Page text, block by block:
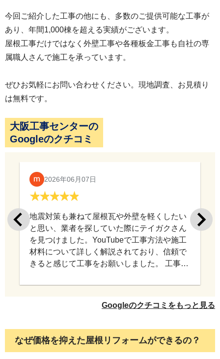
バルコニーの手摺を塗装前に、ケレンし清掃しま
す。外壁以外のシャッターBOXや幕板なども塗装
バルコニー手摺の上塗りの様子です。
年近くお色が美しく維持できます。
今回ご紹介した工事の他にも、多数のご提供可能な工事が
あり、年間1,000棟を超える実績がございます。
屋根工事だけではなく外壁工事や各種板金工事も自社の専
属職人さんで施工を承っています。
ぜひお気軽にお問い合わせください。現地調査、お見積り
は無料です。
大阪工事センターの
Googleのクチコミ
2026年06月07日
地震対策も兼ねて屋根瓦や外壁を軽くしたい
と思い、業者を探していた際にテイガクさん
を見つけました。YouTubeで工事方法や施工
材料について詳しく解説されており、信頼で
きると感じて工事をお願いしました。 工事中
意図を汲み取りながら進めていただけたので
足しており、工事をお願いして本当に良かっ
だき、ありがとうございました。
Googleのクチコミをもっと見る
なぜ価格を抑えた屋根リフォームができるの？